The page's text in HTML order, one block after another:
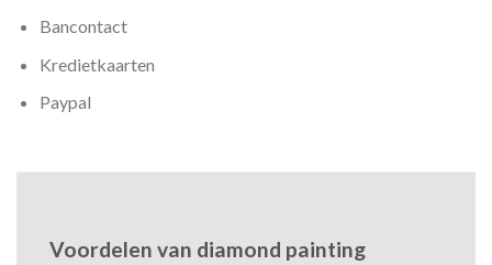
Bancontact
Kredietkaarten
Paypal
Voordelen van diamond painting